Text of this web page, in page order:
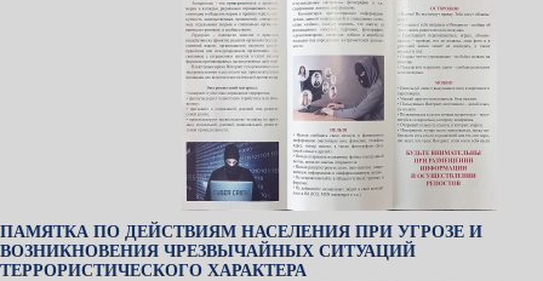
ПАМЯТКА ПО ДЕЙСТВИЯМ НАСЕЛЕНИЯ ПРИ УГРОЗЕ И
ВОЗНИКНОВЕНИЯ ЧРЕЗВЫЧАЙНЫХ СИТУАЦИЙ
ТЕРРОРИСТИЧЕСКОГО ХАРАКТЕРА